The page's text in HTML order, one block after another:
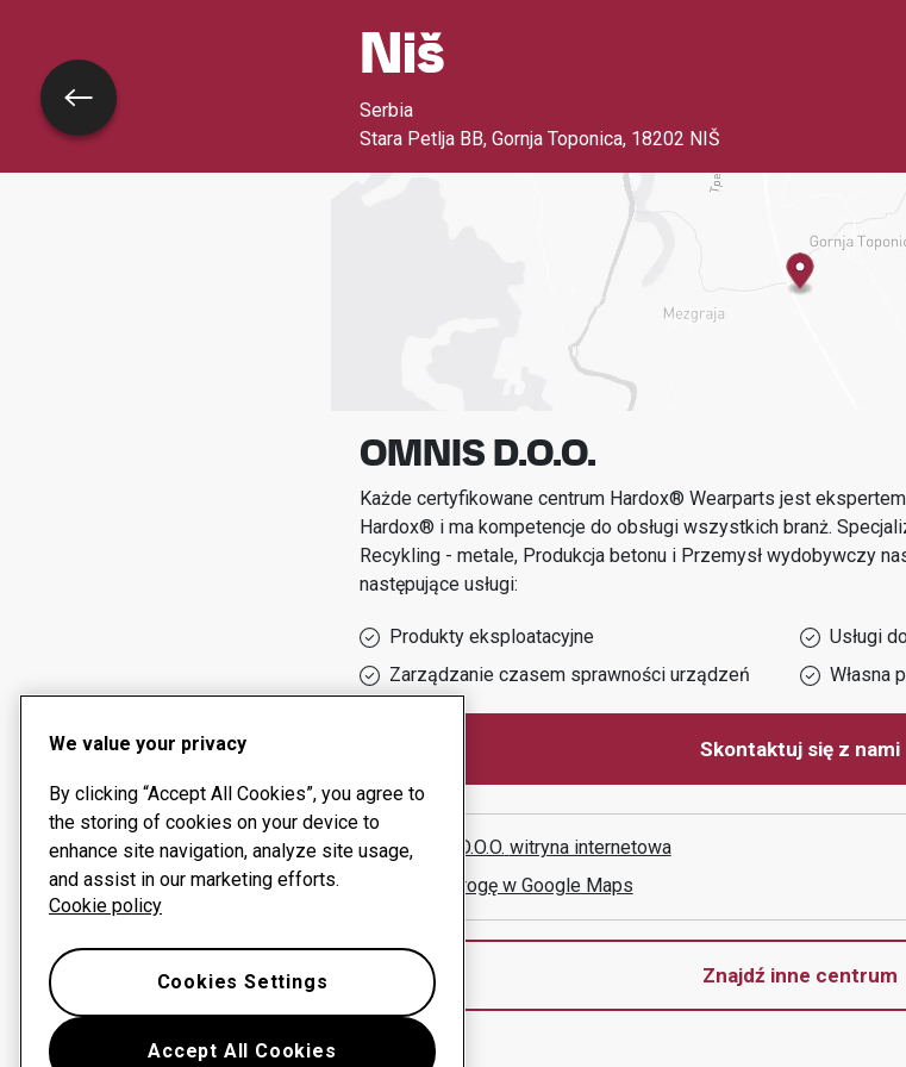
Niš
Serbia
Stara Petlja BB, Gornja Toponica, 18202 NIŠ
OMNIS D.O.O.
Każde certyfikowane centrum Hardox® Wearparts jest
Hardox® i ma kompetencje do obsługi wszystkich branż.
Recykling - metale, Produkcja betonu i Przemysł wydobywczy
następujące usługi:
Produkty eksploatacyjne
Usługi
Zarządzanie czasem sprawności urządzeń
Własna
Skontaktuj się z nami
OMNIS D.O.O. witryna internetowa
Pokaż drogę w Google Maps
Znajdź inne centrum
Wróć
We value your privacy
By clicking “Accept All Cookies”, you agree to
the storing of cookies on your device to
enhance site navigation, analyze site usage,
and assist in our marketing efforts.
Cookie policy
Accept All Cookies
Cookies Settings